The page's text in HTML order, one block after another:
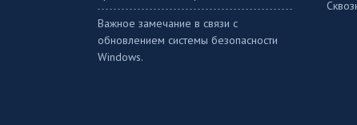
Важное замечание в связи с
обновлением системы безопасности
Windows.